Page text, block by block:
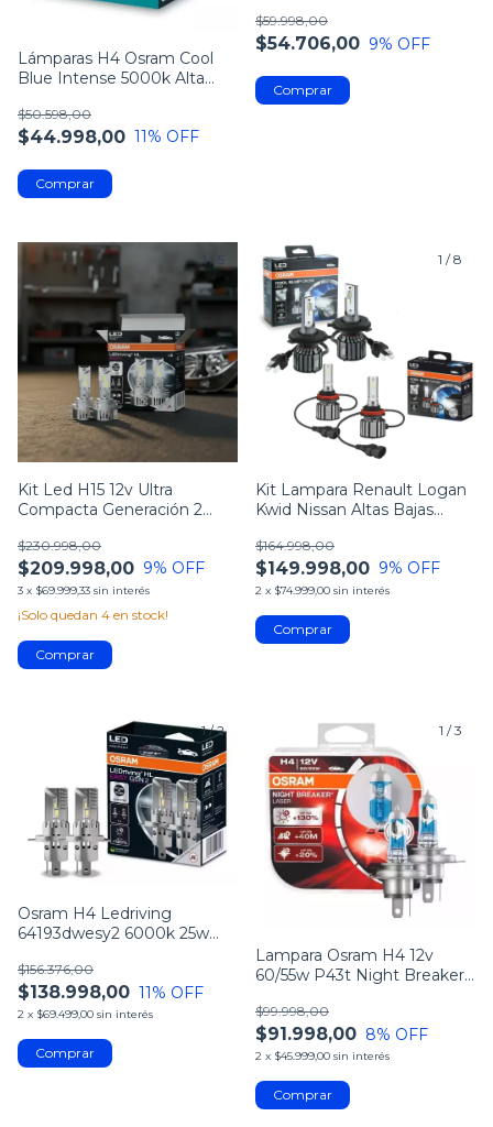
Lámparas H4 Osram Cool
Blue Intense 5000k Alta
$44.998,00
$50.598,00
11% OFF
$54.706,00
$59.998,00
9% OFF
1/ 5
Kit Led H15 12v Ultra
Compacta Generación 2
$209.998,00
$230.998,00
9% OFF
3 x $69.999,33 sin interés
¡Solo quedan 4 en stock!
1 /8
Kit Lampara Renault Logan
Kwid Nissan Altas Bajas
$149.998,00
$164.998,00
9% OFF
2 x $74.999,00 sin interés
1/2
Osram H4 Ledriving
64193dwesy2 6000k 25w
$138.998,00
$156.376,00
11% OFF
2 x $69.499,00 sin interés
1 /3
Lampara Osram H4 12v
60/55w P43t Night Breaker
$91.998,00
$99.998,00
8% OFF
2 x $45.999,00 sin interés